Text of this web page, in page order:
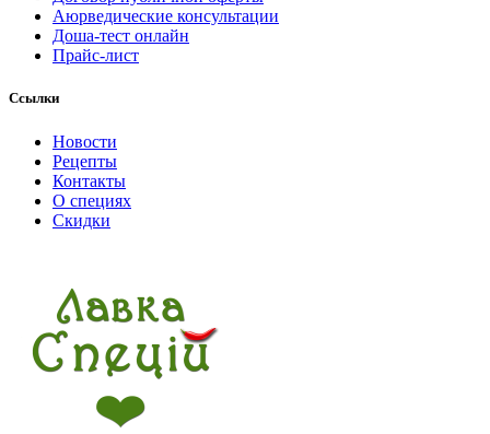
Аюрведические консультации
Доша-тест онлайн
Прайс-лист
Ссылки
Новости
Рецепты
Контакты
О специях
Скидки